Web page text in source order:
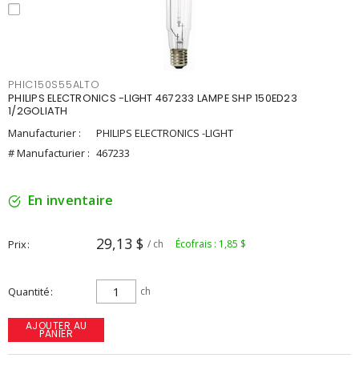
PHIC150S55ALTO
PHILIPS ELECTRONICS -LIGHT 467233 LAMPE SHP 150ED23
1/2GOLIATH
Manufacturier :
PHILIPS ELECTRONICS -LIGHT
# Manufacturier : 467233
En inventaire
Prix 29,13 $ / ch Écofrais : 1,85 $
Quantité ch
AJOUTER AU
PANIER